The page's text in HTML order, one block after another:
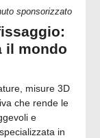
sponsorizzato
il mondo
misure 3D
che rende le
e
in